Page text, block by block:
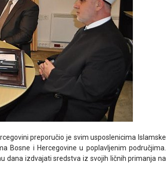
preporučio je svim usposlenicima Islamske
Bosne i Hercegovine u poplavljenim područjima.
dana izdvajati sredstva iz svojih ličnih primanja na